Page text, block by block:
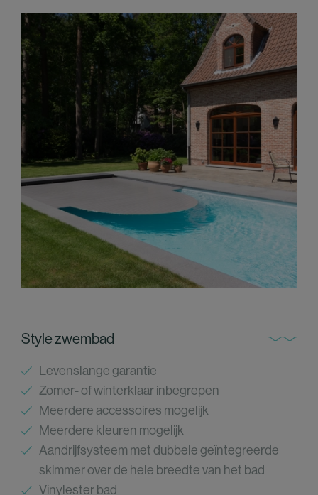
Style zwembad
Levenslange garantie
Zomer- of winterklaar inbegrepen
Meerdere accessoires mogelijk
Meerdere kleuren mogelijk
Aandrijfsysteem met dubbele geïntegreerde
skimmer over de hele breedte van het bad
Vinylester bad